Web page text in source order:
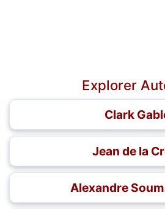
Explorer
Clark
Jean de la
Alexandre